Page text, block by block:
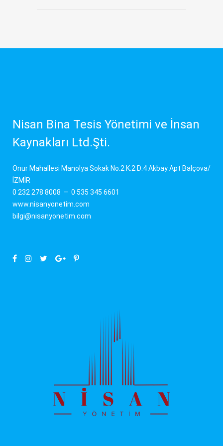
Nisan Bina Tesis Yönetimi ve İnsan
Kaynakları Ltd.Şti.
Onur Mahallesi Manolya Sokak No:2 K:2 D:4 Akbay Apt Balçova/
İZMİR
0 232 278 8008 – 0 535 345 6601
www.nisanyonetim.com
bilgi@nisanyonetim.com